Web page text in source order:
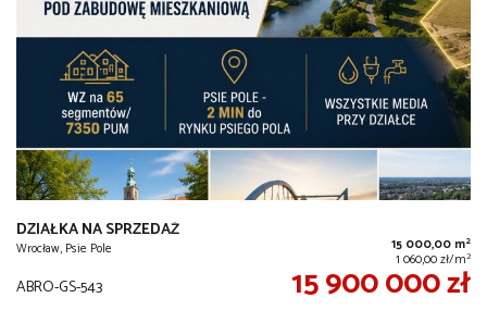
DZIAŁKA NA SPRZEDAŻ
Wrocław, Psie Pole 15 000,00 m2
1 060,00 zł/m2
ABRO-GS-543 15 900 000 zł